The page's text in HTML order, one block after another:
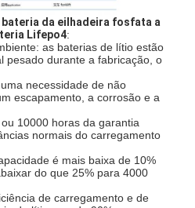
da eilhadeira fosfata a
Lifepo4:
as baterias de lítio estão
pesado durante a fabricação, o
necessidade de não
escapamento, a corrosão e a
10000 horas da garantia
normais do carregamento
é mais baixa de 10%
do que 25% para 4000
de carregamento e de